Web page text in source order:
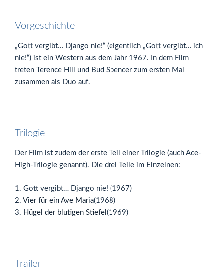
Vorgeschichte
„Gott vergibt… Django nie!“ (eigentlich „Gott vergibt… ich
nie!“) ist ein Western aus dem Jahr 1967. In dem Film
treten Terence Hill und Bud Spencer zum ersten Mal
zusammen als Duo auf.
Trilogie
Der Film ist zudem der erste Teil einer Trilogie (auch Ace-
High-Trilogie genannt). Die drei Teile im Einzelnen:
1. Gott vergibt… Django nie! (1967)
2. Vier für ein Ave Maria(1968)
3. Hügel der blutigen Stiefel (1969)
Trailer